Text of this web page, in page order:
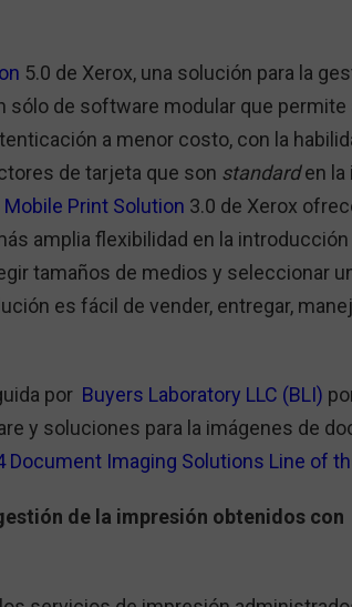
5.0 de Xerox, una solución para la
sólo de software modular que permite
a menor costo, con la
de tarjeta que son standarden la
Mobile Print Solution 3.0 de Xerox
amplia flexibilidad en la
tamaños de medios y seleccionar
es fácil de vender, entregar,
por Buyers Laboratory LLC (BLI)
y soluciones para la imágenes de
Document Imaging Solutions Line of
de la impresión obtenidos con